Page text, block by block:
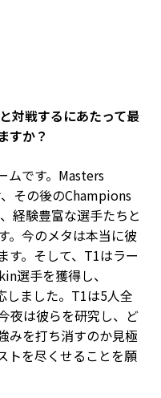
対戦するにあたって最
すか？
ムです。Masters
その後のChampions
経験豊富な選手たちと
。今のメタは本当に彼
す。そして、T1はラー
選手を獲得し、
ました。T1は5人全
夜は彼らを研究し、ど
みを打ち消すのか見極
トを尽くせることを願